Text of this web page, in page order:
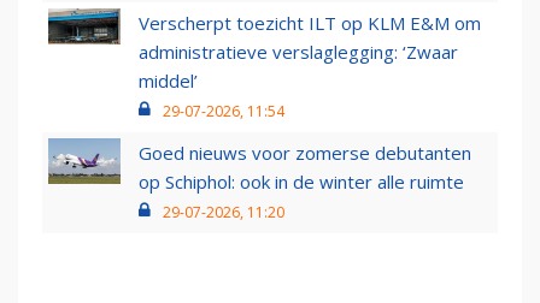
Verscherpt toezicht ILT op KLM E&M om
administratieve verslaglegging: ‘Zwaar
middel’
29-07-2026, 11:54
Goed nieuws voor zomerse debutanten
op Schiphol: ook in de winter alle ruimte
29-07-2026, 11:20